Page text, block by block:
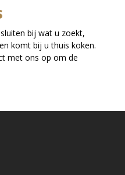
bij wat u zoekt,
komt bij u thuis koken.
met ons op om de